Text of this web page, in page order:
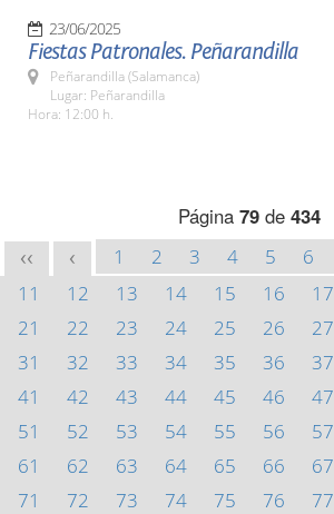
23/06/2025
Fiestas Patronales. Peñarandilla
Peñarandilla (Salamanca)
Lugar: Peñarandilla
Hora: 12:00 h.
Página 79 de 434
<< < 1 2 3 4 5 6
11
12 13 14 15 16 17
21
22 23 24 25 26 27
31
32 33 34 35 36 37
41
42 43 44 45 46 47
51
52 53 54 55 56 57
61
62 63 64 65 66 67
71
72 73 74 75 76 77